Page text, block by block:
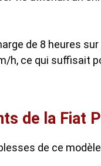
de 8 heures
h, ce qui suffisait
de la Fiat
de ce